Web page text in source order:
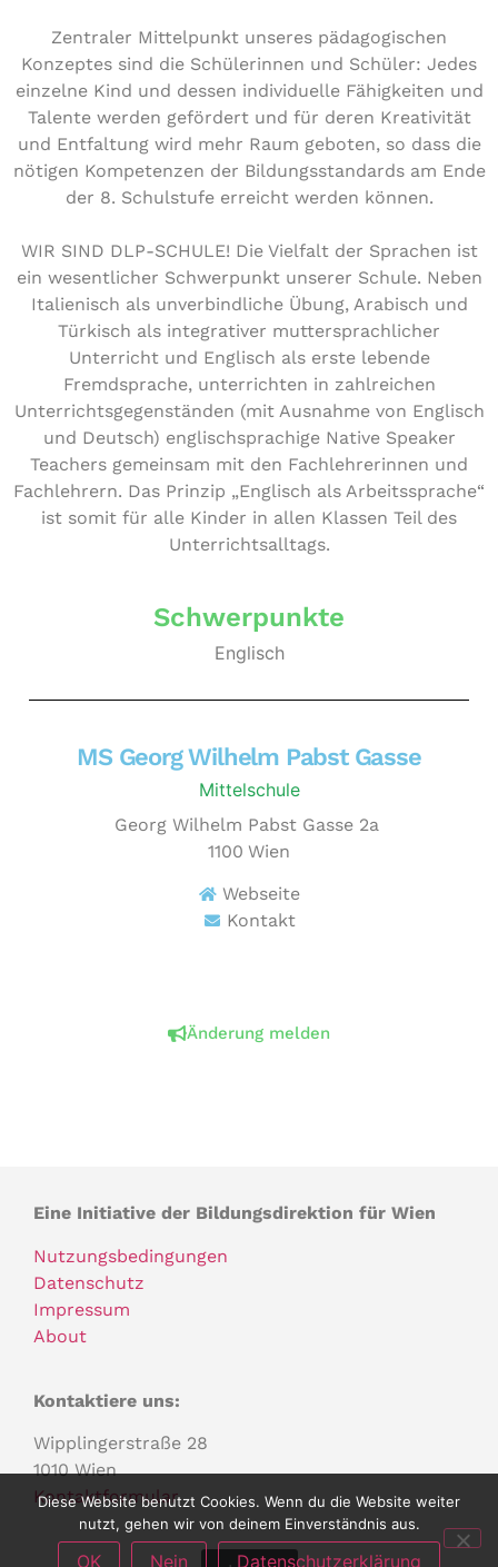
Zentraler Mit­tel­punkt unseres päd­ago­gi­schen
Konzeptes sind die Schü­le­rin­nen und Schüler: Jedes
einzelne Kind und dessen indi­vi­du­el­le Fähig­kei­ten und
Talente werden gefördert und für deren Krea­ti­vi­tät
und Ent­fal­tung wird mehr Raum geboten, so dass die
nötigen Kom­pe­ten­zen der Bil­dungs­stan­dards am Ende
der 8. Schul­stu­fe erreicht werden können.
WIR SIND DLP-SCHULE! Die Vielfalt der Sprachen ist
ein wesent­li­cher Schwer­punkt unserer Schule. Neben
Ita­lie­nisch als unver­bind­li­che Übung, Arabisch und
Türkisch als inte­gra­ti­ver mut­ter­sprach­li­cher
Unter­richt und Englisch als erste lebende
Fremd­spra­che, unter­rich­ten in zahl­rei­chen
Unter­richts­ge­gen­stän­den (mit Ausnahme von Englisch
und Deutsch) eng­lisch­spra­chi­ge Native Speaker
Teachers gemeinsam mit den Fach­leh­re­rin­nen und
Fach­leh­rern. Das Prinzip „Englisch als Arbeits­spra­che“
ist somit für alle Kinder in allen Klassen Teil des
Unterrichtsalltags.
Schwerpunkte
Englisch
MS Georg Wilhelm Pabst Gasse
Mittelschule
Georg Wilhelm Pabst Gasse 2a
1100 Wien
Webseite
Kontakt
Änderung melden
Eine Initiative der Bildungsdirektion für Wien
Nutzungsbedingungen
Datenschutz
Impressum
About
Kontaktiere uns:
Wipplingerstraße 28
1010 Wien
Kontaktformular
Diese Website benutzt Cookies. Wenn du die Website weiter
nutzt, gehen wir von deinem Einverständnis aus.
OK Nein Datenschutzerklärung